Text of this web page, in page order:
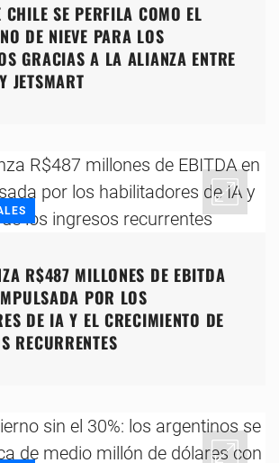
CHILE SE PERFILA COMO EL
DE NIEVE PARA LOS
GRACIAS A LA ALIANZA ENTRE
JETSMART
R$487 MILLONES DE EBITDA
POR LOS
DE IA Y EL CRECIMIENTO DE
RECURRENTES